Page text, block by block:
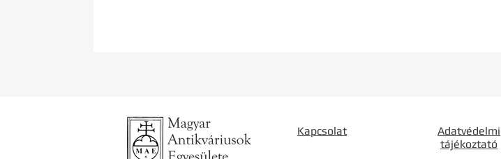
Kapcsolat
Adatvédelmi
tájékoztató